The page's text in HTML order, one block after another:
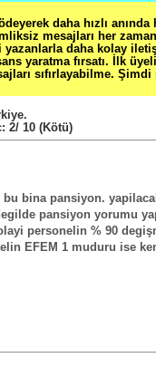
daha hızlı
mesajları her zaman
yazanlarla daha kolay
yaratma fırsatı. İlk
sıfırlayabilme. Şimdi
.
2/ 10 (Kötü)
bina pansiyon.
pansiyon yorumu
personelin % 90
EFEM 1 muduru ise